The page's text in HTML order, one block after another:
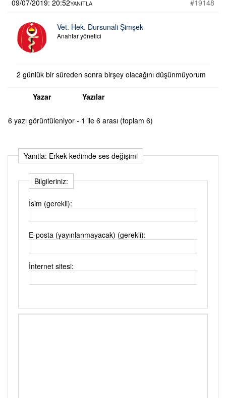
09/07/2019: 20:52 #19148
YANITLA
Vet. Hek. Dursunali Şimşek
Anahtar yönetici
2 günlük bir süreden sonra birşey olacağını düşünmüyorum
Yazar Yazılar
6 yazı görüntüleniyor - 1 ile 6 arası (toplam 6)
Yanıtla: Erkek kedimde ses değişimi
Bilgileriniz:
İsim (gerekli):
E-posta (yayınlanmayacak) (gerekli):
İnternet sitesi: